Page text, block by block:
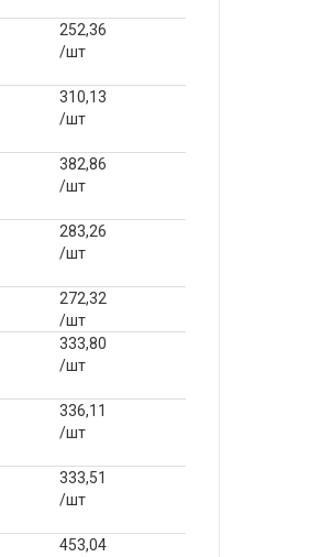
252,36
/шт
310,13
/шт
382,86
/шт
283,26
/шт
272,32
/шт
333,80
/шт
336,11
/шт
333,51
/шт
453,04